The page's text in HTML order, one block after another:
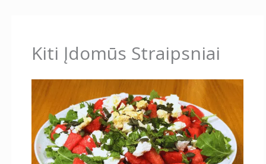
Kiti Įdomūs Straipsniai